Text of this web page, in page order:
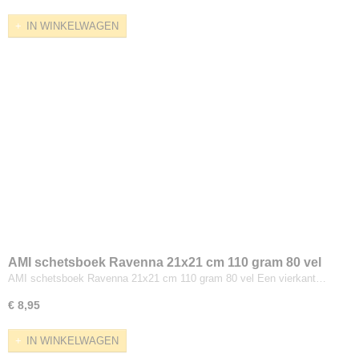
IN WINKELWAGEN
AMI schetsboek Ravenna 21x21 cm 110 gram 80 vel
AMI schetsboek Ravenna 21x21 cm 110 gram 80 vel Een vierkant…
€ 8,95
IN WINKELWAGEN